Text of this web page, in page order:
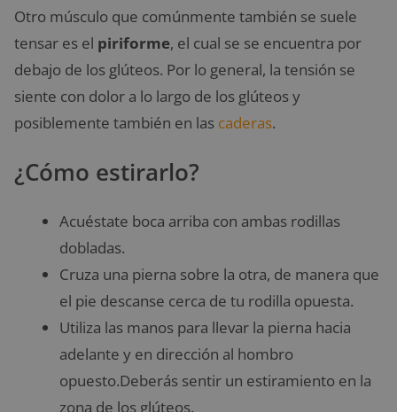
Otro músculo que comúnmente también se suele
tensar es el piriforme, el cual se se encuentra por
debajo de los glúteos. Por lo general, la tensión se
siente con dolor a lo largo de los glúteos y
posiblemente también en las caderas.
¿Cómo estirarlo?
Acuéstate boca arriba con ambas rodillas
dobladas.
Cruza una pierna sobre la otra, de manera que
el pie descanse cerca de tu rodilla opuesta.
Utiliza las manos para llevar la pierna hacia
adelante y en dirección al hombro
opuesto.Deberás sentir un estiramiento en la
zona de los glúteos.